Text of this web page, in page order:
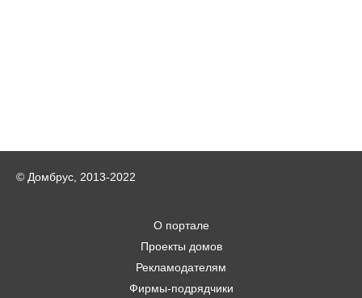
© Домбрус, 2013-2022
О портале
Проекты домов
Рекламодателям
Фирмы-подрядчики